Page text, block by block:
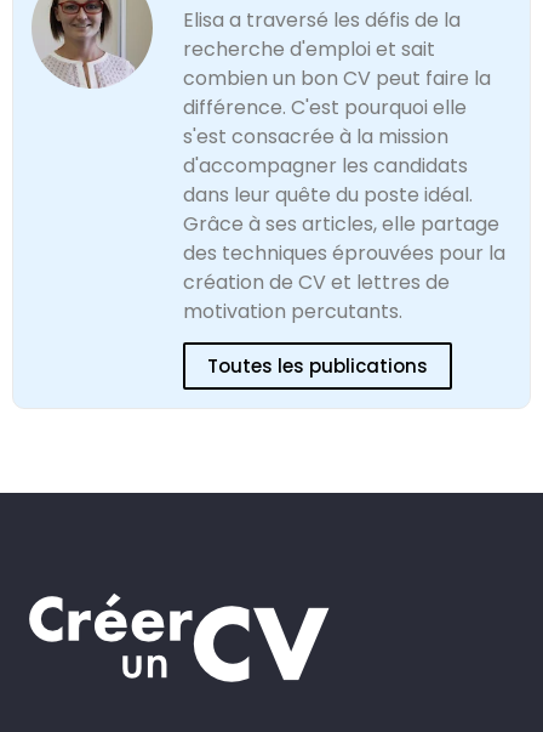
Elisa a traversé les défis de la
recherche d'emploi et sait
combien un bon CV peut faire la
différence. C'est pourquoi elle
s'est consacrée à la mission
d'accompagner les candidats
dans leur quête du poste idéal.
Grâce à ses articles, elle partage
des techniques éprouvées pour la
création de CV et lettres de
motivation percutants.
Toutes les publications